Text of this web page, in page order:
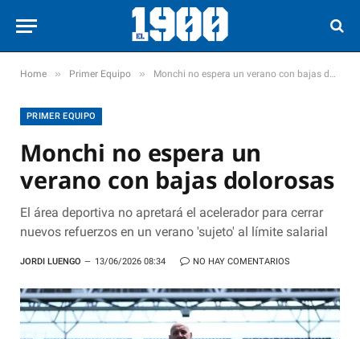
Home » Primer Equipo » Monchi no espera un verano con bajas dolorosas
PRIMER EQUIPO
Monchi no espera un
verano con bajas dolorosas
El área deportiva no apretará el acelerador para cerrar
nuevos refuerzos en un verano 'sujeto' al límite salarial
JORDI LUENGO 13/06/2026 08:34 NO HAY COMENTARIOS